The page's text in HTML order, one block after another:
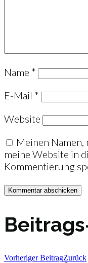
Name *
E-Mail *
Website
Meinen
meine Website in
Kommentierung
Vorheriger BeitragZurück